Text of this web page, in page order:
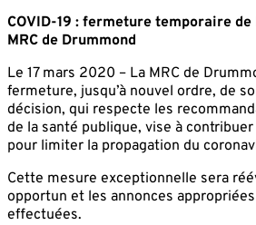
COVID-19 : fermeture temporaire de
MRC de Drummond
Le 17 mars 2020 – La MRC de
fermeture, jusqu’à nouvel ordre, de
décision, qui respecte les
de la santé publique, vise à
pour limiter la propagation du
Cette mesure exceptionnelle sera
opportun et les annonces
effectuées.